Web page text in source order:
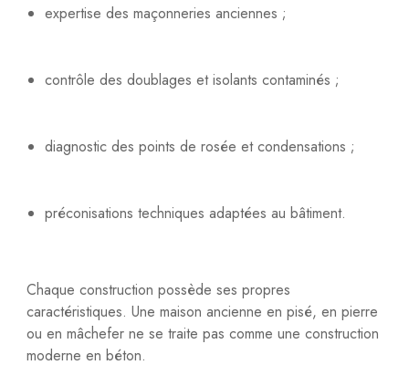
expertise des maçonneries anciennes ;
contrôle des doublages et isolants contaminés ;
diagnostic des points de rosée et condensations ;
préconisations techniques adaptées au bâtiment.
Chaque construction possède ses propres
caractéristiques. Une maison ancienne en pisé, en pierre
ou en mâchefer ne se traite pas comme une construction
moderne en béton.